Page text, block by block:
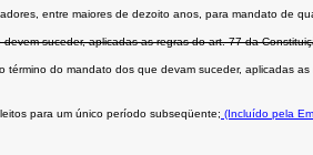
entre maiores de dezoito anos, para mandato de
suceder, aplicadas as regras do art. 77 da
do mandato dos que devam suceder, aplicadas
para um único período subseqüente; (Incluído pela